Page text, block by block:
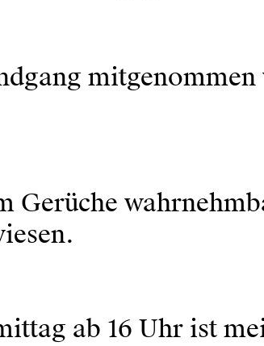
Gerüche
ab 16 Uhr ist